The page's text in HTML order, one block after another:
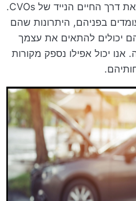
במאמר זה, נחקור את דרך החיים הנייד של CVOs.
בפניהם, היתרונות שהם
יכולים להתאים את עצמך
אנו יכול אפילו נספק מקורות